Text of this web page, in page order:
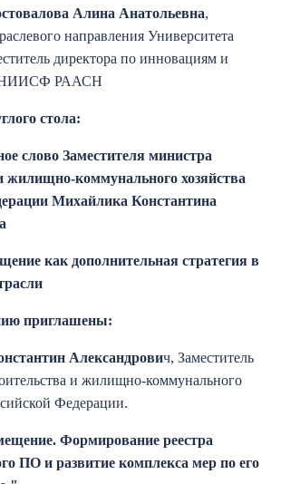
Алина Анатольевна,
направления Университета
директора по инновациям и
НИИСФ РААСН
стола:
слово Заместителя министра
жилищно-коммунального хозяйства
Михайлика Константина
как дополнительная стратегия в
приглашены:
Александрович, Заместитель
и жилищно-коммунального
Федерации.
Формирование реестра
ПО и развитие комплекса мер по его